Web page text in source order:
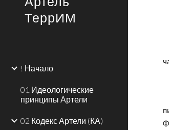
ТеррИМ
! Начало
01 Идеологические
принципы Артели
02 Кодекс Артели (КА)
    Артели строились на договоре, обычно устном (иногда в большой артели при выполнении длительных и сложных работ — на